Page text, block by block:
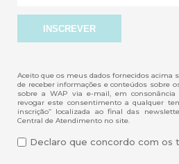
Aceito que os meus dados fornecidos acima
de receber informações e conteúdos sobre
sobre a WAP via e-mail, em consonância
revogar este consentimento a qualquer
inscrição” localizada ao final das
Central de Atendimento no site.
Declaro que concordo com os